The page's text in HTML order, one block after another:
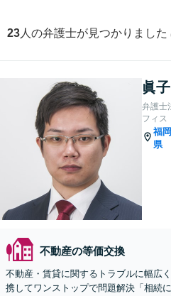
23 人の弁護士が見つかりました
眞
弁護士
フィス
福岡
県
不動産の等価交換
不動産・賃貸に関するトラブルに幅広
携してワンストップで問題解決「相続